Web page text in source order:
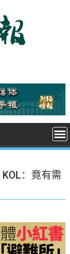
：竟有需